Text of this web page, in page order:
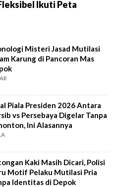
Ikuti Peta
Misteri Jasad Mutilasi
Karung di Pancoran Mas
Piala Presiden 2026 Antara
vs Persebaya Digelar Tanpa
Ini Alasannya
Kaki Masih Dicari, Polisi
Motif Pelaku Mutilasi Pria
Identitas di Depok